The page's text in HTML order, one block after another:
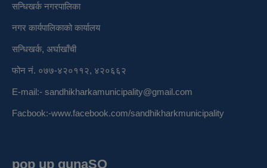
सन्धिखर्क नगरपालिका
नगर कार्यपालिकाको कार्यालय
सन्धिखर्क, अर्घाखाँची
फोन नं. ०७७-४२०११२, ४२०६६२
E-mail:- sandhikharkamunicipality@gmail.com
Facbook:-www.facebook.com/sandhikharkmunicipality
pop up gunaSO